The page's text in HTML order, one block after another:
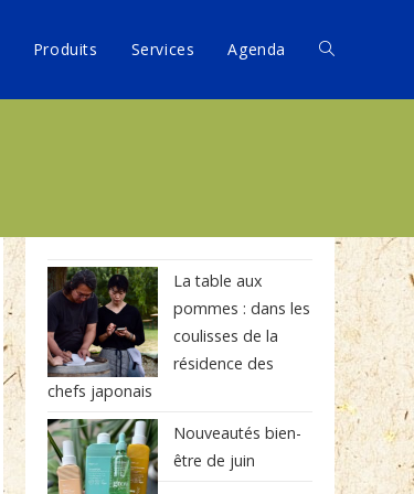
Produits Services Agenda
La table aux
pommes : dans les
coulisses de la
résidence des
chefs japonais
Nouveautés bien-
être de juin